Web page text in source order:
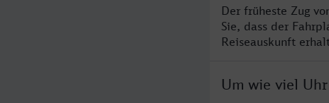
Der früheste Zug
Sie, dass der
Reiseauskunft
Um wie viel